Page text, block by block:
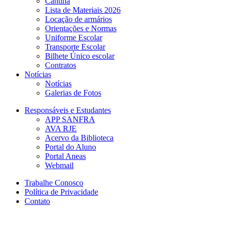
Lista de Materiais 2026
Locação de armários
Orientações e Normas
Uniforme Escolar
Transporte Escolar
Bilhete Único escolar
Contratos
Notícias
Notícias
Galerias de Fotos
Responsáveis e Estudantes
APP SANFRA
AVA RJE
Acervo da Biblioteca
Portal do Aluno
Portal Aneas
Webmail
Trabalhe Conosco
Política de Privacidade
Contato